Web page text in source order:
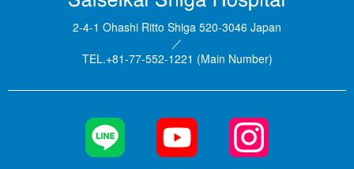
2-4-1 Ohashi Ritto Shiga 520-3046 Japan
／
TEL.+81-77-552-1221 (Main Number)